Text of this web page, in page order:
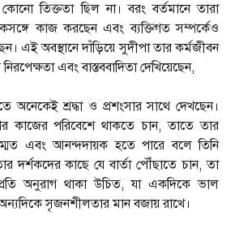
তিক্ততা ছিল না। বরং বর্তমানে তারা
কাজ করছেন এবং ব্যক্তিগত সম্পর্কেও
এই অবস্থানে দাঁড়িয়ে সুদীপা তার কর্মজীবন
এবং বাস্তববাদিতা দেখিয়েছেন,
অনেকেই শ্রদ্ধা ও প্রশংসার সাথে দেখছেন।
কাজের পরিবেশে থাকতে চান, তাতে তার
এবং আনন্দদায়ক হতে পারে বলে তিনি
দর্শকদের কাছে যে বার্তা পৌঁছাতে চান, তা
অনুরাগ থাকা উচিত, যা একদিকে ভাল
সৃজনশীলতার মান বজায় রাখে।